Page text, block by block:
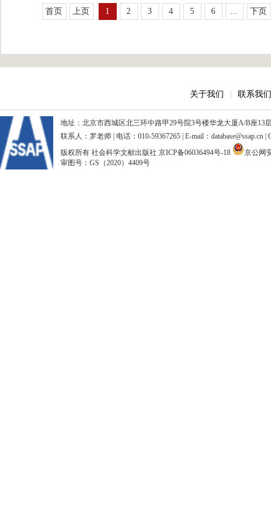
首页 上页 1 2 3 4 5 6 ... 下页
关于我们 联系我们
地址：北京市西城区北三环中路甲29号院3号楼华龙大厦A/B座13
联系人：罗老师 | 电话：010-59367265 | E-mail：database@ssap.cn
版权所有 社会科学文献出版社 京ICP备06036494号-18
京公网
审图号：GS（2020）4409号